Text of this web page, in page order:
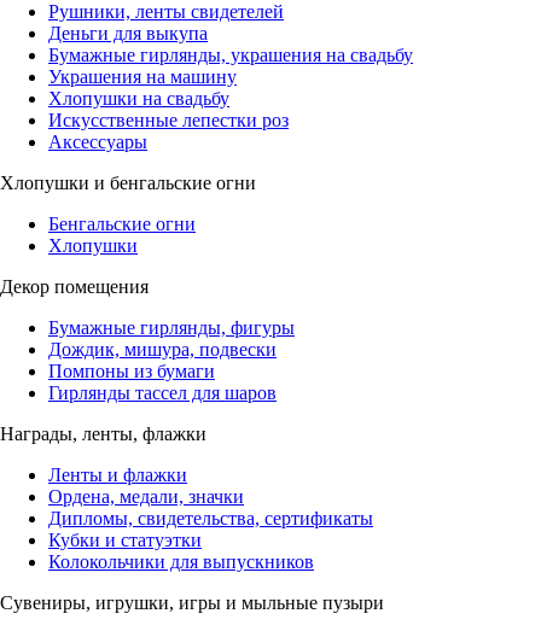
Рушники, ленты свидетелей
Деньги для выкупа
Бумажные гирлянды, украшения на свадьбу
Украшения на машину
Хлопушки на свадьбу
Искусственные лепестки роз
Аксессуары
Хлопушки и бенгальские огни
Бенгальские огни
Хлопушки
Декор помещения
Бумажные гирлянды, фигуры
Дождик, мишура, подвески
Помпоны из бумаги
Гирлянды тассел для шаров
Награды, ленты, флажки
Ленты и флажки
Ордена, медали, значки
Дипломы, свидетельства, сертификаты
Кубки и статуэтки
Колокольчики для выпускников
Сувениры, игрушки, игры и мыльные пузыри